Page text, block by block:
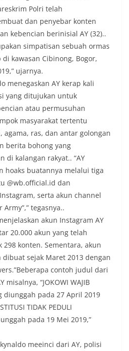
Polri telah
dan penyebar konten
kebencian berinisial AY (32)..
simpatisan sebuah ormas
kawasan Cibinong, Bogor,
ujarnya.
menegaskan AY kerap kali
yang ditujukan untuk
atau permusuhan
masyarakat tertentu
agama, ras, dan antar golongan
berita bohong yang
di kalangan rakyat.. “AY
hoaks buatannya melalui tiga
@wb.official.id dan
serta akun channel
tegasnya..
akun Instagram AY
20.000 akun yang telah
298 konten. Sementara, akun
sejak Maret 2013 dengan
contoh judul dari
“JOKOWI WAJIB
diunggah pada 27 April 2019
TIDAK PEDULI
pada 19 Mei 2019,”
meeinci dari AY, polisi